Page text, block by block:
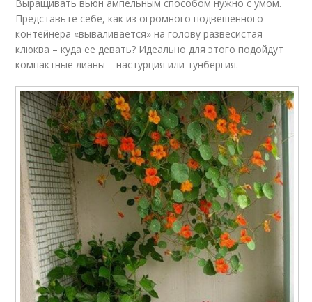
Выращивать вьюн ампельным способом нужно с умом.
Представьте себе, как из огромного подвешенного
контейнера «вываливается» на голову развесистая
клюква – куда ее девать? Идеально для этого подойдут
компактные лианы – настурция или тунбергия.